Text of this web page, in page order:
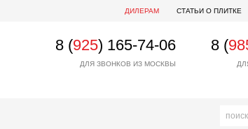
ДИЛЕРАМ СТАТЬИ О ПЛИТКЕ
8 (925) 165-74-06
ДЛЯ ЗВОНКОВ ИЗ МОСКВЫ
8 (